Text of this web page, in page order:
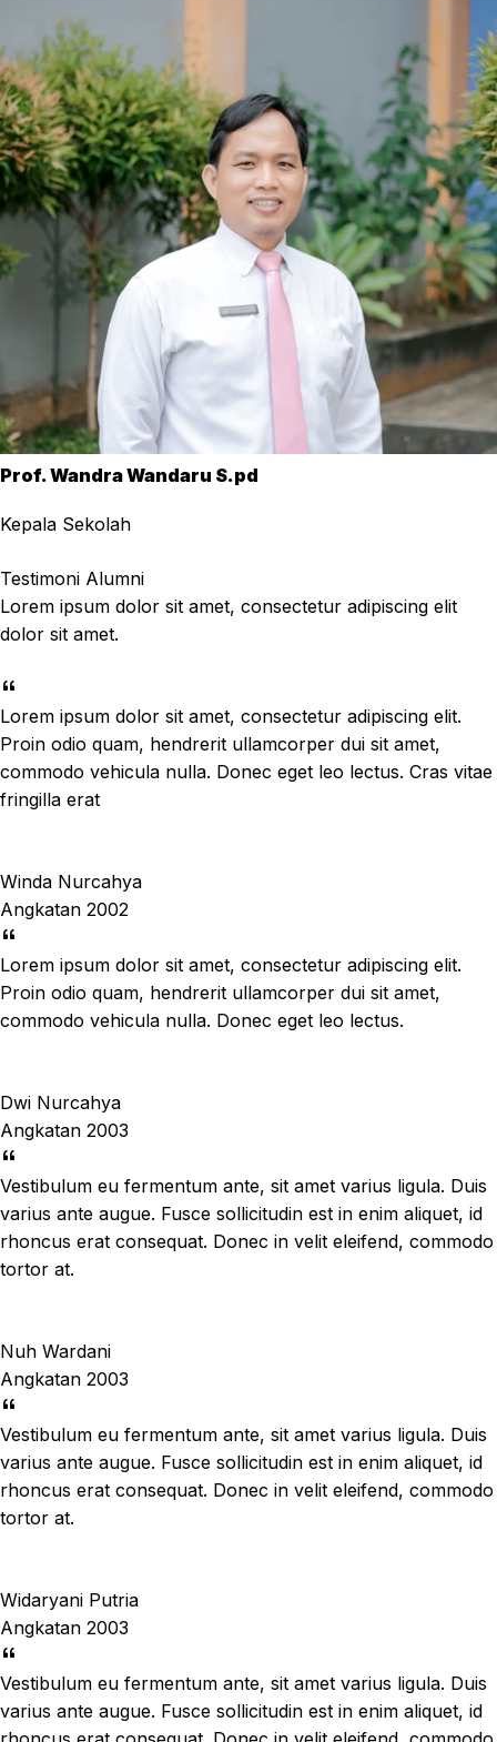
Prof. Wandra Wandaru S.pd
Kepala Sekolah
Testimoni Alumni
Lorem ipsum dolor sit amet, consectetur adipiscing elit
dolor sit amet.
Lorem ipsum dolor sit amet, consectetur adipiscing elit.
Proin odio quam, hendrerit ullamcorper dui sit amet,
commodo vehicula nulla. Donec eget leo lectus. Cras vitae
fringilla erat
Winda Nurcahya
Angkatan 2002
Lorem ipsum dolor sit amet, consectetur adipiscing elit.
Proin odio quam, hendrerit ullamcorper dui sit amet,
commodo vehicula nulla. Donec eget leo lectus.
Dwi Nurcahya
Angkatan 2003
Vestibulum eu fermentum ante, sit amet varius ligula. Duis
varius ante augue. Fusce sollicitudin est in enim aliquet, id
rhoncus erat consequat. Donec in velit eleifend, commodo
tortor at.
Nuh Wardani
Angkatan 2003
Vestibulum eu fermentum ante, sit amet varius ligula. Duis
varius ante augue. Fusce sollicitudin est in enim aliquet, id
rhoncus erat consequat. Donec in velit eleifend, commodo
tortor at.
Widaryani Putria
Angkatan 2003
Vestibulum eu fermentum ante, sit amet varius ligula. Duis
varius ante augue. Fusce sollicitudin est in enim aliquet, id